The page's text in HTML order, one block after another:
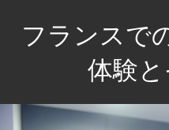
ツ
フランスで
体験
フ
ラ